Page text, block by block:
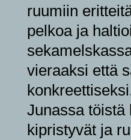
ruumiin
pelkoa ja
vieraaksi että
Junassa töistä
kipristyvät ja